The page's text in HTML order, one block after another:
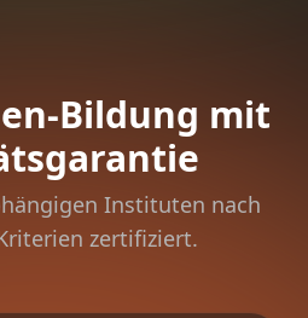
Bildung mit
Instituten nach
zertifiziert.